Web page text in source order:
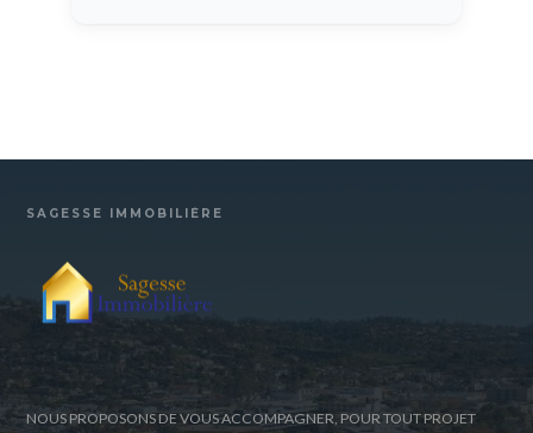
SAGESSE IMMOBILIÈRE
NOUS PROPOSONS DE VOUS ACCOMPAGNER, POUR TOUT PROJET